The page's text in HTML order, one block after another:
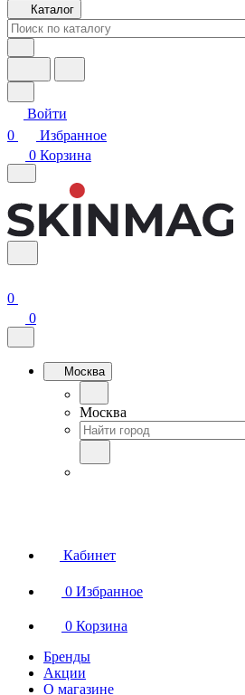
Каталог
Войти
0
Избранное
0 Корзина
0
0
Москва
Москва
Кабинет
0 Избранное
0 Корзина
Бренды
Акции
О магазине